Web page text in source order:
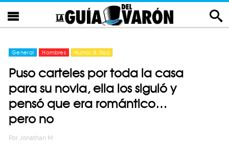
General Hombres Humor & Risa
Puso carteles por toda la casa
para su novia, ella los siguió y
pensó que era romántico…
pero no
Por Jonathan M